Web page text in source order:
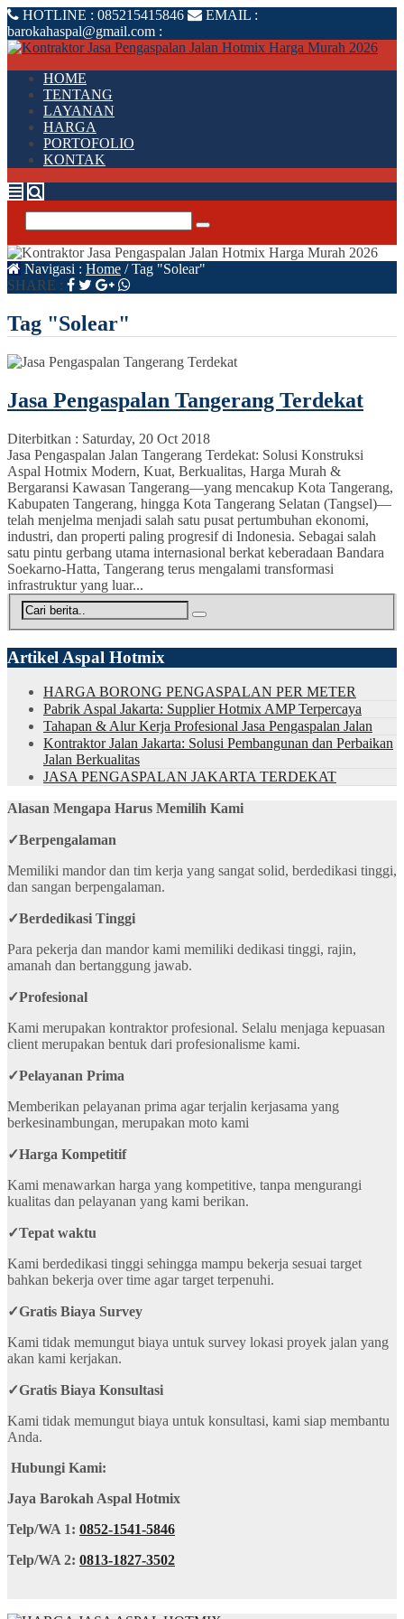
HOTLINE : 085215415846
EMAIL :
barokahaspal@gmail.com :
HOME
TENTANG
LAYANAN
HARGA
PORTOFOLIO
KONTAK
Navigasi : Home /Tag "Solear"
SHARE :
Tag "Solear"
Jasa Pengaspalan Tangerang Terdekat
Diterbitkan : Saturday, 20 Oct 2018
Jasa Pengaspalan Jalan Tangerang Terdekat: Solusi Konstruksi
Aspal Hotmix Modern, Kuat, Berkualitas, Harga Murah &
Bergaransi Kawasan Tangerang—yang mencakup Kota Tangerang,
Kabupaten Tangerang, hingga Kota Tangerang Selatan (Tangsel)—
telah menjelma menjadi salah satu pusat pertumbuhan ekonomi,
industri, dan properti paling progresif di Indonesia. Sebagai salah
satu pintu gerbang utama internasional berkat keberadaan Bandara
Soekarno-Hatta, Tangerang terus mengalami transformasi
infrastruktur yang luar...
Artikel Aspal Hotmix
HARGA BORONG PENGASPALAN PER METER
Pabrik Aspal Jakarta: Supplier Hotmix AMP Terpercaya
Tahapan & Alur Kerja Profesional Jasa Pengaspalan Jalan
Kontraktor Jalan Jakarta: Solusi Pembangunan dan Perbaikan
Jalan Berkualitas
JASA PENGASPALAN JAKARTA TERDEKAT
Alasan Mengapa Harus Memilih Kami
✓Berpengalaman
Memiliki mandor dan tim kerja yang sangat solid, berdedikasi tinggi,
dan sangan berpengalaman.
✓Berdedikasi Tinggi
Para pekerja dan mandor kami memiliki dedikasi tinggi, rajin,
amanah dan bertanggung jawab.
✓Profesional
Kami merupakan kontraktor profesional. Selalu menjaga kepuasan
client merupakan bentuk dari profesionalisme kami.
✓Pelayanan Prima
Memberikan pelayanan prima agar terjalin kerjasama yang
berkesinambungan, merupakan moto kami
✓Harga Kompetitif
Kami menawarkan harga yang kompetitive, tanpa mengurangi
kualitas dan pelayanan yang kami berikan.
✓Tepat waktu
Kami berdedikasi tinggi sehingga mampu bekerja sesuai target
bahkan bekerja over time agar target terpenuhi.
✓Gratis Biaya Survey
Kami tidak memungut biaya untuk survey lokasi proyek jalan yang
akan kami kerjakan.
✓Gratis Biaya Konsultasi
Kami tidak memungut biaya untuk konsultasi, kami siap membantu
Anda.
Hubungi Kami:
Jaya Barokah Aspal Hotmix
Telp/WA 1: 0852-1541-5846
Telp/WA 2: 0813-1827-3502